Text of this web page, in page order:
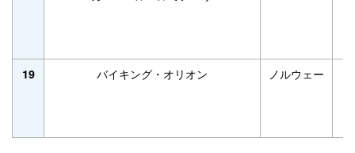
19 バイキング・オリオン ノルウェー